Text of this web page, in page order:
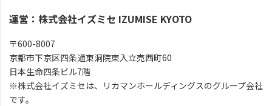
運営：株式会社イズミセ IZUMISE KYOTO
〒600-8007
京都市下京区四条通東洞院東入立売西町60
日本生命四条ビル7階
※株式会社イズミセは、リカマンホールディングスのグループ会社
です。